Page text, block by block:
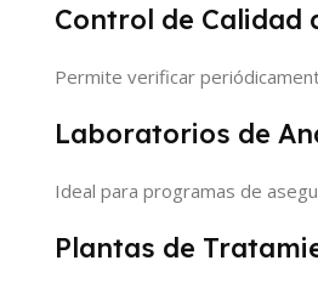
Control de Calidad
Permite verificar
Laboratorios de
Ideal para programas de
Plantas de